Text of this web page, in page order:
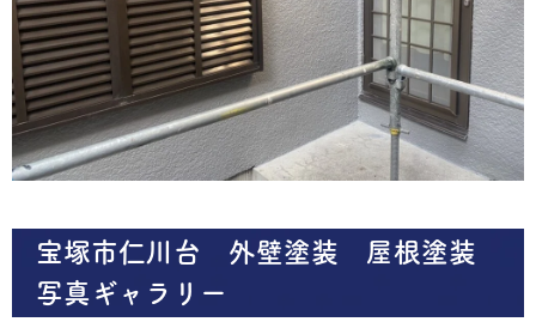
宝塚市仁川台 外壁塗装 屋根塗装
写真ギャラリー